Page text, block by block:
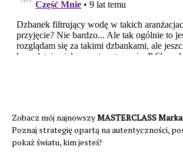
Zobacz mój najnowszyMASTERCLASS
Poznaj strategię opartą na autentyczności,
pokaż światu, kim jesteś!